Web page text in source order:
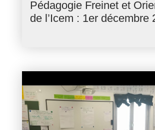
Pédagogie Freinet et
de l’Icem : 1er décembre